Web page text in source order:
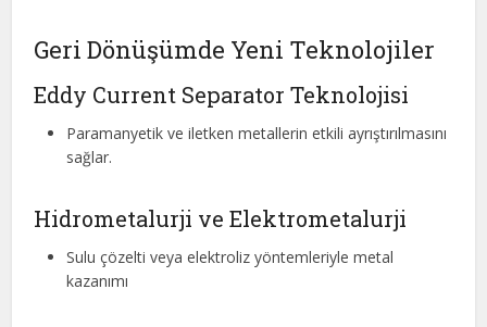
Geri Dönüşümde Yeni Teknolojiler
Eddy Current Separator Teknolojisi
Paramanyetik ve iletken metallerin etkili ayrıştırılmasını
sağlar.
Hidrometalurji ve Elektrometalurji
Sulu çözelti veya elektroliz yöntemleriyle metal
kazanımı